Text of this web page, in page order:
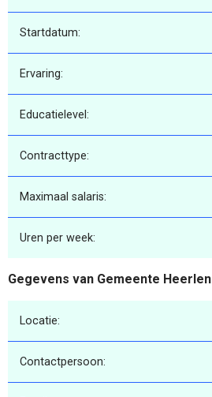
Startdatum:
Ervaring:
Educatielevel:
Contracttype:
Maximaal salaris:
Uren per week:
Gegevens van Gemeente Heerlen
Locatie:
Contactpersoon: